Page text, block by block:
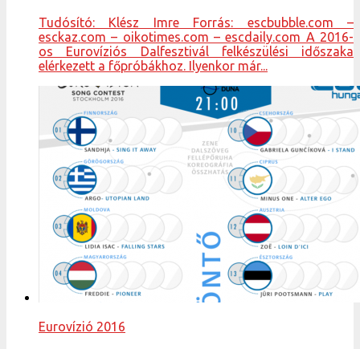
Tudósító: Klész Imre Forrás: escbubble.com –
esckaz.com – oikotimes.com – escdaily.com A 2016-
os Eurovíziós Dalfesztivál felkészülési időszaka
elérkezett a főpróbákhoz. Ilyenkor már...
Eurovízió 2016